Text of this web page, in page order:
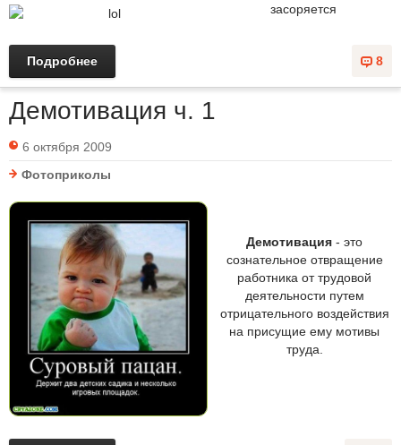
засоряется
8
Подробнее
Демотивация ч. 1
6 октября 2009
Фотоприколы
Демотивация - это
сознательное отвращение
работника от трудовой
деятельности путем
отрицательного воздействия
на присущие ему мотивы
труда.